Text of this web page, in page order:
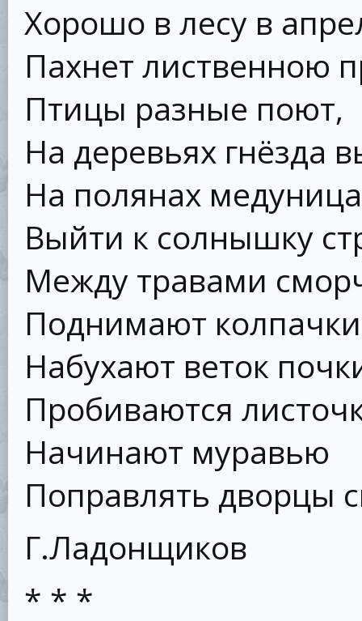
Хорошо в лесу в
Пахнет лиственною
Птицы разные поют,
На деревьях гнёзда
На полянах медуница
Выйти к солнышку
Между травами
Поднимают
Набухают веток
Пробиваются
Начинают муравью
Поправлять дворцы
Г.Ладонщиков
* * *